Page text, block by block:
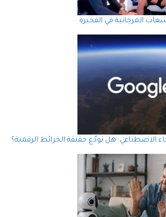
المرجانية في الفجيرة